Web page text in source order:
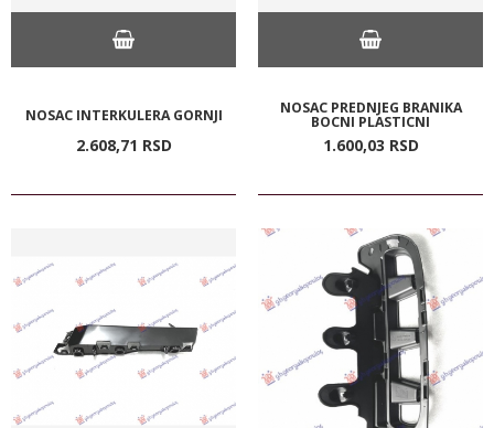
NOSAC INTERKULERA GORNJI
2.608,71 RSD
NOSAC PREDNJEG BRANIKA
BOCNI PLASTICNI
1.600,03 RSD